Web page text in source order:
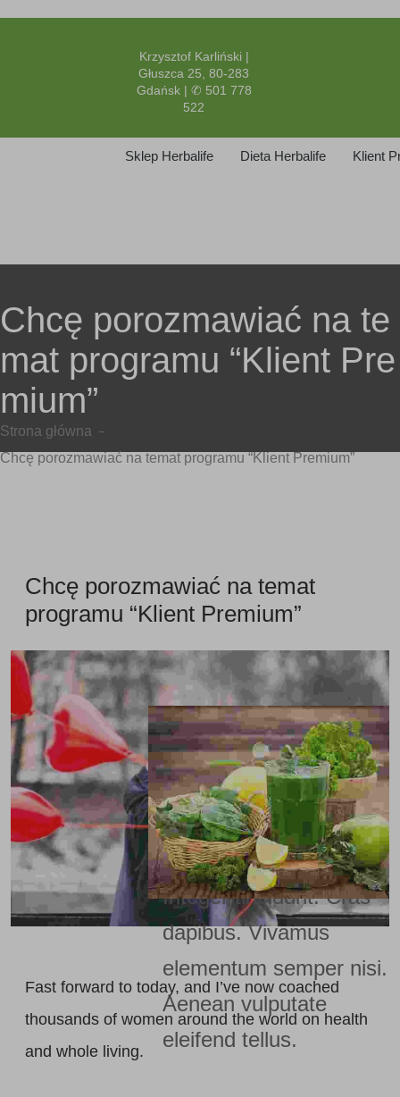
Krzysztof Karliński |
Głuszca 25, 80-283
Gdańsk | ✆ 501 778
522
Sklep Herbalife Dieta Herbalife Klient
Chcę porozmawiać na te
mat programu “Klient Pre
mium”
Strona główna
Chcę porozmawiać na temat programu “Klient Premium”
Chcę porozmawiać na temat
programu “Klient Premium”
In enim justo, rhoncus
ut, imperdiet a,
venenatis vitae, justo.
Nullam dictum felis eu
pede mollis pretium.
Integer tincidunt. Cras
dapibus. Vivamus
elementum semper nisi.
Aenean vulputate
eleifend tellus.
Fast forward to today, and I’ve now coached
thousands of women around the world on health
and whole living.